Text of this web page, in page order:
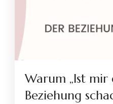
Warum „Ist mir
Beziehung